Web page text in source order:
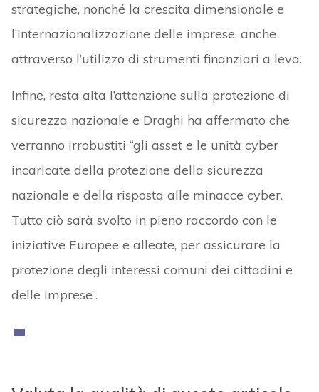
strategiche, nonché la crescita dimensionale e
l’internazionalizzazione delle imprese, anche
attraverso l’utilizzo di strumenti finanziari a leva.
Infine, resta alta l’attenzione sulla protezione di
sicurezza nazionale e Draghi ha affermato che
verranno irrobustiti “gli asset e le unità cyber
incaricate della protezione della sicurezza
nazionale e della risposta alle minacce cyber.
Tutto ciò sarà svolto in pieno raccordo con le
iniziative Europee e alleate, per assicurare la
protezione degli interessi comuni dei cittadini e
delle imprese”.